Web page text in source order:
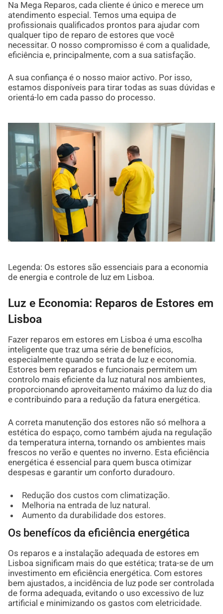
Na Mega Reparos, cada cliente é único e merece um
atendimento especial. Temos uma equipa de
profissionais qualificados prontos para ajudar com
qualquer tipo de reparo de estores que você
necessitar. O nosso compromisso é com a qualidade,
eficiência e, principalmente, com a sua satisfação.
A sua confiança é o nosso maior activo. Por isso,
estamos disponíveis para tirar todas as suas dúvidas e
orientá-lo em cada passo do processo.
Legenda: Os estores são essenciais para a economia
de energia e controle de luz em Lisboa.
Luz e Economia: Reparos de Estores em
Lisboa
Fazer reparos em estores em Lisboa é uma escolha
inteligente que traz uma série de benefícios,
especialmente quando se trata de luz e economia.
Estores bem reparados e funcionais permitem um
controlo mais eficiente da luz natural nos ambientes,
proporcionando aproveitamento máximo da luz do dia
e contribuindo para a redução da fatura energética.
A correta manutenção dos estores não só melhora a
estética do espaço, como também ajuda na regulação
da temperatura interna, tornando os ambientes mais
frescos no verão e quentes no inverno. Esta eficiência
energética é essencial para quem busca otimizar
despesas e garantir um conforto duradouro.
Redução dos custos com climatização.
Melhoria na entrada de luz natural.
Aumento da durabilidade dos estores.
Os benefícos da eficiência energética
Os reparos e a instalação adequada de estores em
Lisboa significam mais do que estética; trata-se de um
investimento em eficiência energética. Com estores
bem ajustados, a incidência de luz pode ser controlada
de forma adequada, evitando o uso excessivo de luz
artificial e minimizando os gastos com eletricidade.